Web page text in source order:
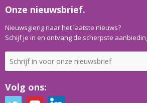
Onze nieuwsbrief.
Nieuwsgierig naar het laatste nieuws?
Schijf je in en ontvang de scherpste
Volg ons: